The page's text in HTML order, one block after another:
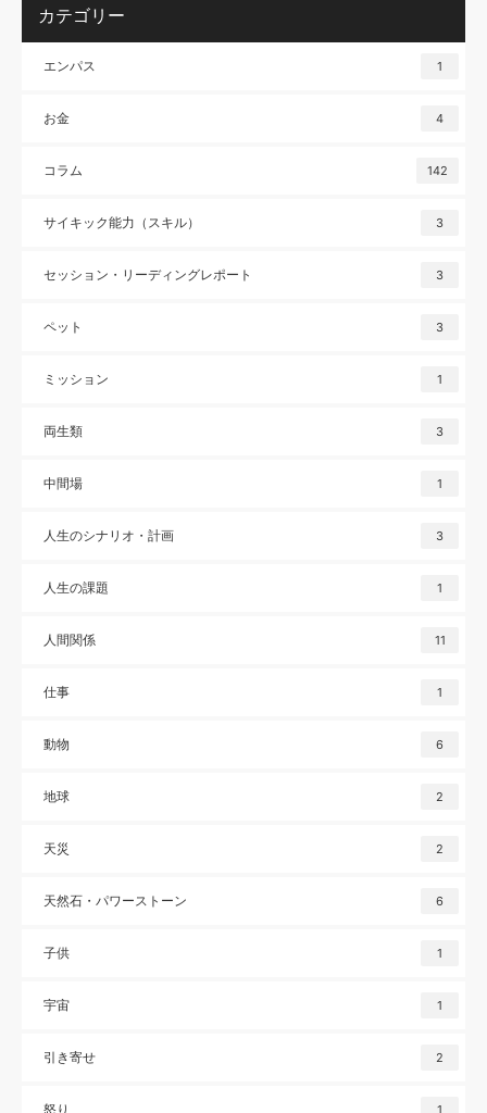
カテゴリー
エンパス 1
お金 4
コラム 142
サイキック能力（スキル） 3
セッション・リーディングレポート 3
ペット 3
ミッション 1
両生類 3
中間場 1
人生のシナリオ・計画 3
人生の課題 1
人間関係 11
仕事 1
動物 6
地球 2
天災 2
天然石・パワーストーン 6
子供 1
宇宙 1
引き寄せ 2
怒り 1